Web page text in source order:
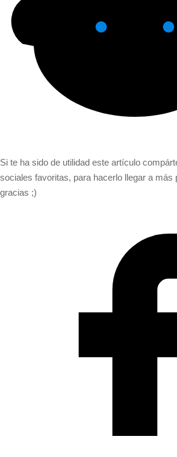
Si te ha sido de utilidad este artículo
sociales favoritas, para hacerlo llegar a más
gracias ;)